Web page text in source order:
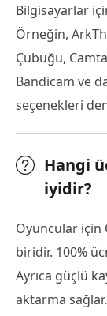
Bilgisayarlar
Örneğin,
Çubuğu,
Bandicam ve
seçenekleri
Hangi
iyidir?
Oyuncular için
biridir. 100%
Ayrıca güçlü
aktarma